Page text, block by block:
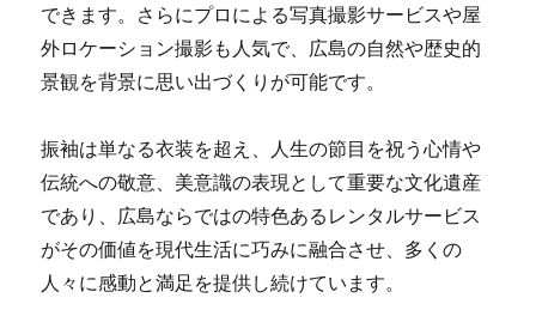
できます。さらにプロによる写真撮影サービスや屋
外ロケーション撮影も人気で、広島の自然や歴史的
景観を背景に思い出づくりが可能です。
振袖は単なる衣装を超え、人生の節目を祝う心情や
伝統への敬意、美意識の表現として重要な文化遺産
であり、広島ならではの特色あるレンタルサービス
がその価値を現代生活に巧みに融合させ、多くの
人々に感動と満足を提供し続けています。